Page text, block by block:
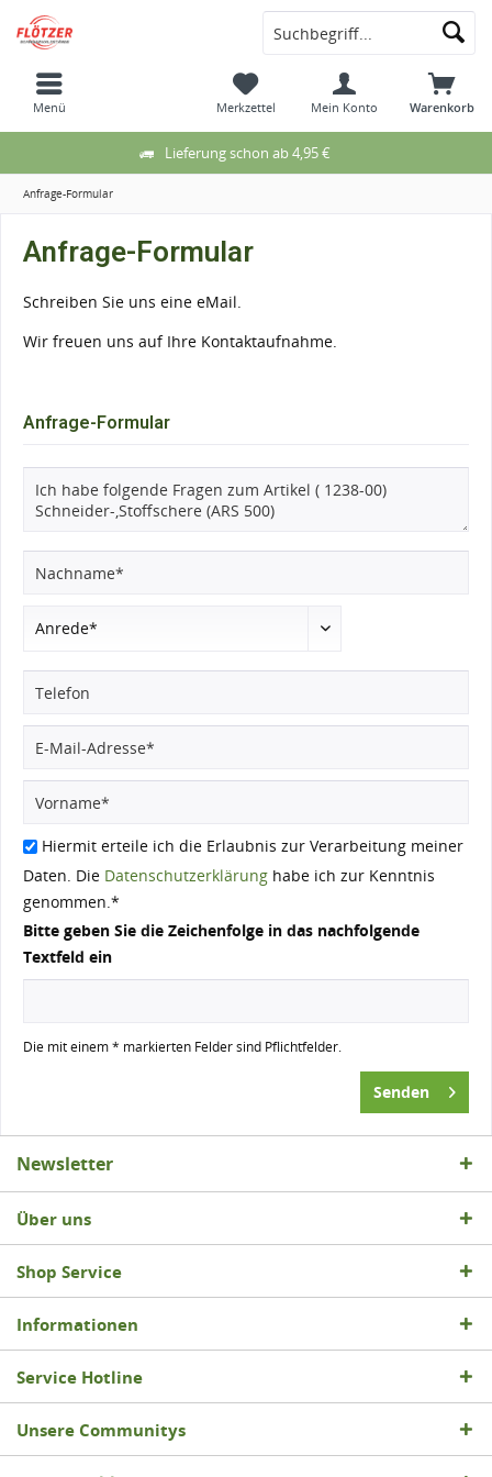
Menü Warenkorb
Merkzettel Mein Konto
Lieferung schon ab 4,95 €
Anfrage-Formular
Anfrage-Formular
Schreiben Sie uns eine eMail.
Wir freuen uns auf Ihre Kontaktaufnahme.
Anfrage-Formular
Hiermit erteile ich die Erlaubnis zur Verarbeitung meiner
Daten. Die Datenschutzerklärung habe ich zur Kenntnis
genommen.*
Bitte geben Sie die Zeichenfolge in das nachfolgende
Textfeld ein
Die mit einem * markierten Felder sind Pflichtfelder.
Senden
Newsletter
Über uns
Shop Service
Informationen
Service Hotline
Unsere Communitys